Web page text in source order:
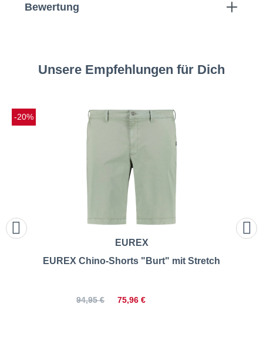
Bewertung
Unsere Empfehlungen für Dich
EUREX
EUREX Chino-Shorts "Burt" mit Stretch
75,96 €
94,95 €
-20%